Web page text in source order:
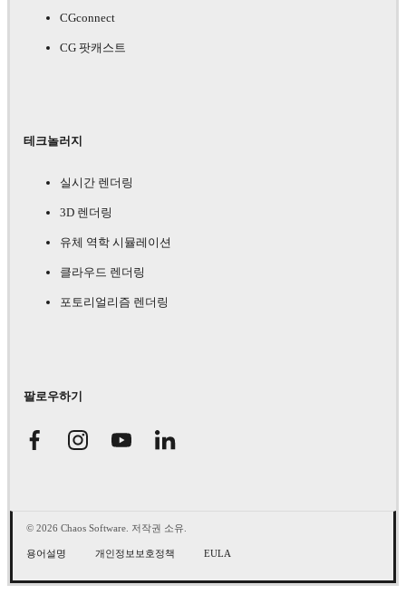
CGconnect
CG 팟캐스트
테크놀러지
실시간 렌더링
3D 렌더링
유체 역학 시뮬레이션
클라우드 렌더링
포토리얼리즘 렌더링
팔로우하기
© 2026 Chaos Software. 저작권 소유.
용어설명 개인정보보호정책 EULA